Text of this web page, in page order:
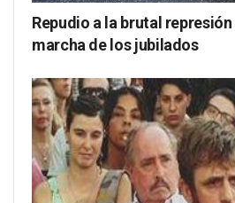
Repudio a la brutal
marcha de los jubilados